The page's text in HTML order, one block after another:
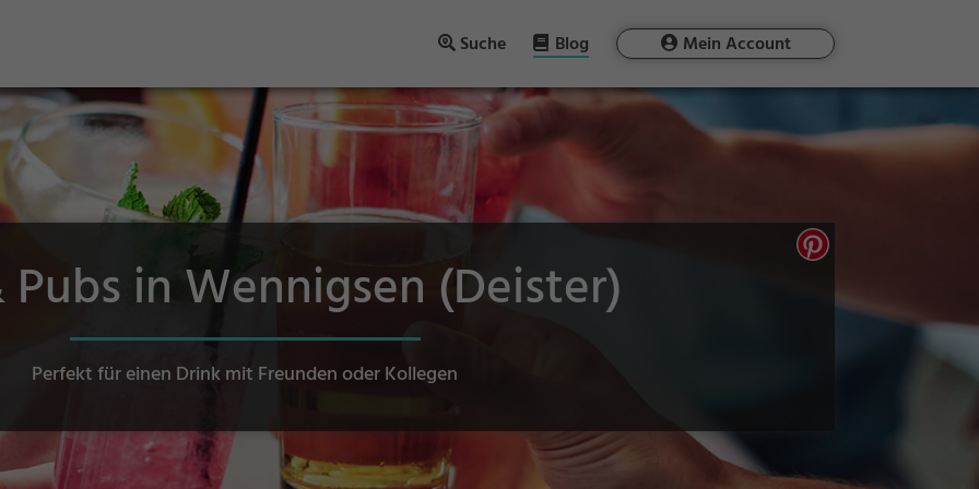
Suche Blog Mein Account
Pubs in Wennigsen (Deister)
Perfekt für einen Drink mit Freunden oder Kollegen